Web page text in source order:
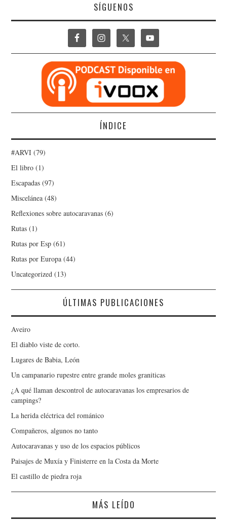
SÍGUENOS
ÍNDICE
#ARVI (79)
El libro (1)
Escapadas (97)
Miscelánea (48)
Reflexiones sobre autocaravanas (6)
Rutas (1)
Rutas por Esp (61)
Rutas por Europa (44)
Uncategorized (13)
ÚLTIMAS PUBLICACIONES
Aveiro
El diablo viste de corto.
Lugares de Babia, León
Un campanario rupestre entre grande moles graniticas
¿A qué llaman descontrol de autocaravanas los empresarios de
campings?
La herida eléctrica del románico
Compañeros, algunos no tanto
Autocaravanas y uso de los espacios públicos
Paisajes de Muxía y Finisterre en la Costa da Morte
El castillo de piedra roja
MÁS LEÍDO